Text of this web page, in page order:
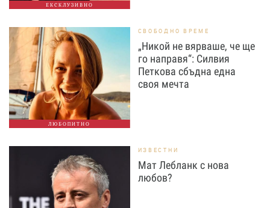
ЕКСКЛУЗИВНО
ЛЮБОПИТНО
СВОБОДНО ВРЕМЕ
„Никой не вярваше, че ще
го направя“: Силвия
Петкова сбъдна една
своя мечта
ИЗВЕСТНИ
Мат Лебланк с нова
любов?